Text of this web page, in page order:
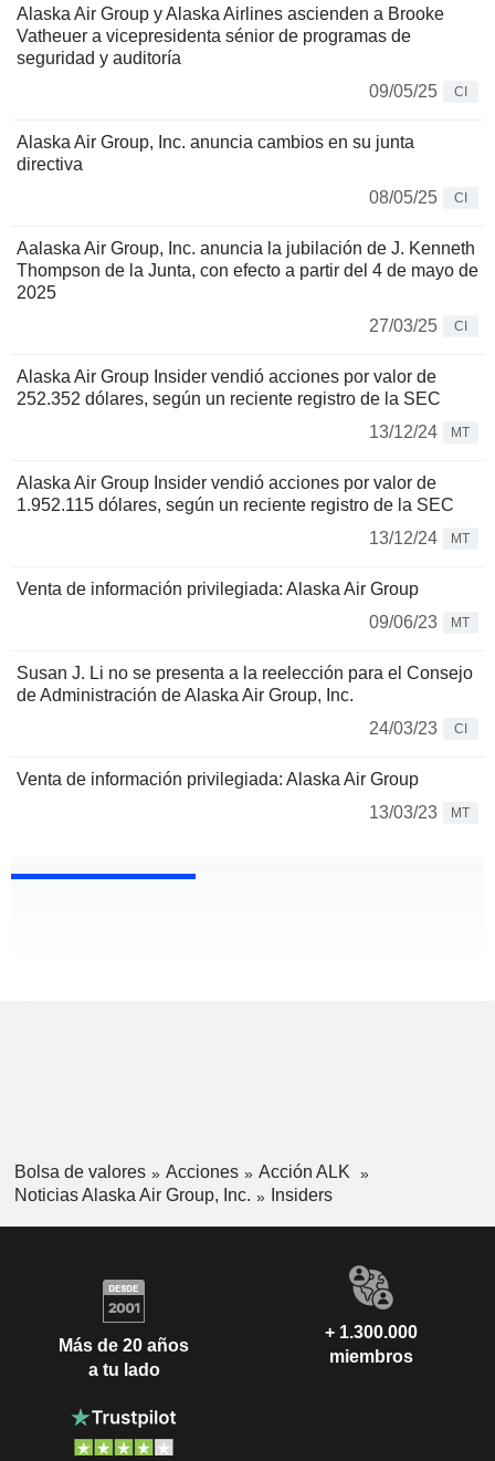
Alaska Air Group y Alaska Airlines ascienden a Brooke
Vatheuer a vicepresidenta sénior de programas de
seguridad y auditoría
09/05/25
CI
Alaska Air Group, Inc. anuncia cambios en su junta
directiva
08/05/25
CI
Aalaska Air Group, Inc. anuncia la jubilación de J. Kenneth
Thompson de la Junta, con efecto a partir del 4 de mayo de
2025
27/03/25
CI
Alaska Air Group Insider vendió acciones por valor de
252.352 dólares, según un reciente registro de la SEC
13/12/24
MT
Alaska Air Group Insider vendió acciones por valor de
1.952.115 dólares, según un reciente registro de la SEC
13/12/24
MT
Venta de información privilegiada: Alaska Air Group
09/06/23
MT
Susan J. Li no se presenta a la reelección para el Consejo
de Administración de Alaska Air Group, Inc.
24/03/23
CI
Venta de información privilegiada: Alaska Air Group
13/03/23
MT
Bolsa de valores Acciones
Acción ALK
Noticias Alaska Air Group, Inc.
Insiders
Más de 20 años
a tu lado
+ 1.300.000
miembros